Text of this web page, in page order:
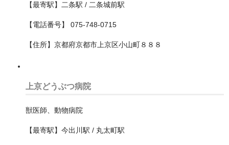
熊谷市
狭山市
白岡市
秩父郡小鹿野町
羽生市
草加市
【最寄駅】二条駅 / 二条城前駅
【電話番号】 075-748-0715
【住所】京都府京都市上京区小山町８８８
上京どうぶつ病院
獣医師、動物病院
【最寄駅】今出川駅 / 丸太町駅